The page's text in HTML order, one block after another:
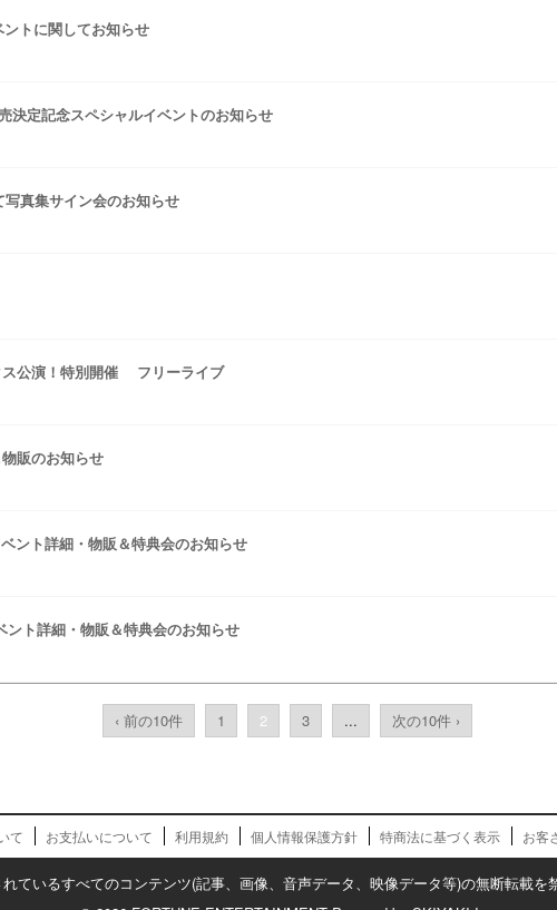
トに関してお知らせ
決定記念スペシャルイベントのお知らせ
写真集サイン会のお知らせ
ス公演！特別開催 フリーライブ
販のお知らせ
ント詳細・物販＆特典会のお知らせ
ント詳細・物販＆特典会のお知らせ
‹ 前の10件 1 2 3 ... 次の10件 ›
て お支払いについて 利用規約 個人情報保護方針 特商法に基づく表示 お客
ているすべてのコンテンツ(記事、画像、音声データ、映像データ等)の無断転載を